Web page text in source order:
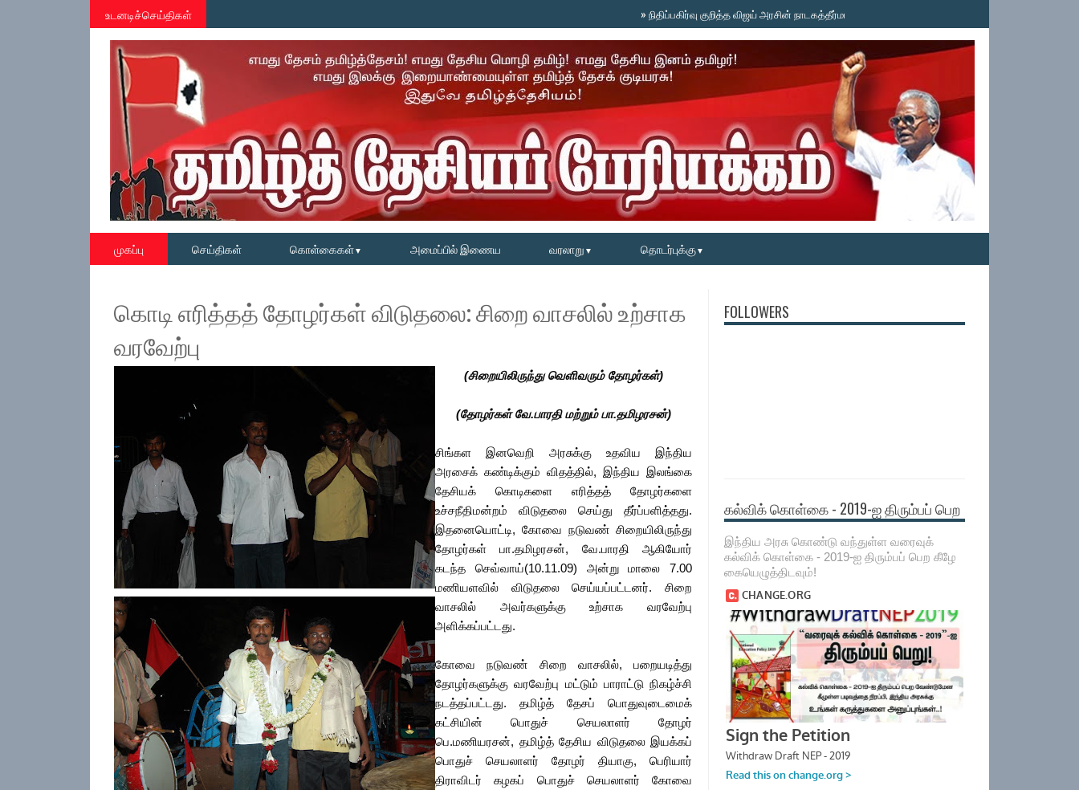
உடனடிச்செய்திகள் நிதிப்பகிர்வு குறித்த விஜய் அரசின் நாடகத்தீர்மானம்! தமிழ்த்தேசியப் பேரியக்கம் கண்டனம்! தமிழ்த்தேசியப்
முகப்பு செய்திகள் கொள்கைகள்▼ அமைப்பில் இணைய வரலாறு ▼ தொடர்புக்கு▼
கொடி எரித்தத் தோழர்கள் விடுதலை: சிறை வாசலில் உற்சாக
வரவேற்பு
(சிறையிலிருந்து வெளிவரும் தோழர்கள்)
(தோழர்கள் வே.பாரதி மற்றும் பா.தமிழரசன்)
சிங்கள இனவெறி அரசுக்கு உதவிய இந்திய
அரசைக் கண்டிக்கும் விதத்தில், இந்திய இலங்கை
தேசியக் கொடிகளை எரித்தத் தோழர்களை
உச்சநீதிமன்றம் விடுதலை செய்து தீர்ப்பளித்தது.
இதனையொட்டி, கோவை நடுவண் சிறையிலிருந்து
தோழர்கள் பா.தமிழரசன், வே.பாரதி ஆகியோர்
கடந்த செவ்வாய்(10.11.09) அன்று மாலை 7.00
மணியளவில் விடுதலை செய்யப்பட்டனர். சிறை
வாசலில் அவர்களுக்கு உற்சாக வரவேற்பு
அளிக்கப்பட்டது.
கோவை நடுவண் சிறை வாசலில், பறையடித்து
தோழர்களுக்கு வரவேற்பு மட்டும் பாராட்டு நிகழ்ச்சி
நடத்தப்பட்டது. தமிழ்த் தேசப் பொதுவுடைமைக்
கட்சியின் பொதுச் செயலாளர் தோழர்
பெ.மணியரசன், தமிழ்த் தேசிய விடுதலை இயக்கப்
பொதுச் செயலாளர் தோழர் தியாகு, பெரியார்
திராவிடர் கழகப் பொதுச் செயலாளர் கோவை
FOLLOWERS
கல்விக் கொள்கை - 2019-ஐ திரும்பப் பெற
இந்திய அரசு கொண்டு வந்துள்ள வரைவுக்
கல்விக் கொள்கை - 2019-ஐ திரும்பப் பெற கீழே
கையெழுத்திடவும்!